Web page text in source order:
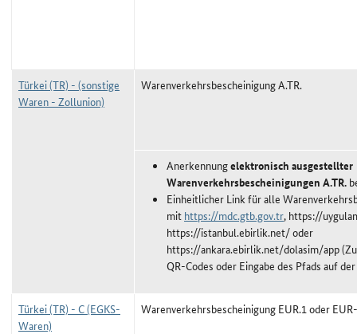
Türkei (TR) - (sonstige
Waren - Zollunion)
Warenverkehrsbescheinigung A.TR.
Anerkennungelektronisch ausgestellter
Warenverkehrsbescheinigungen A.TR.
Einheitlicher Link für alle
mit https://mdc.gtb.gov.tr, https://
https://istanbul.ebirlik.net/ oder
https://ankara.ebirlik.net/dolasim/app
QR-Codes oder Eingabe des Pfads auf
Türkei (TR) - C (EGKS-
Waren)
Warenverkehrsbescheinigung EUR.1 oder